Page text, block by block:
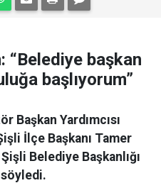
“Belediye başkan
başlıyorum”
Başkan Yardımcısı
İlçe Başkanı Tamer
Belediye Başkanlığı
söyledi.